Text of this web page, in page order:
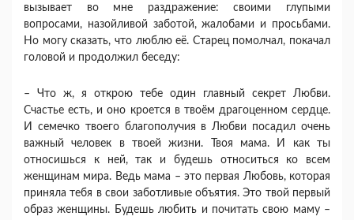
вызывает во мне раздражение: своими глупыми
вопросами, назойливой заботой, жалобами и просьбами.
Но могу сказать, что люблю её. Старец помолчал, покачал
головой и продолжил беседу:
– Что ж, я открою тебе один главный секрет Любви.
Счастье есть, и оно кроется в твоём драгоценном сердце.
И семечко твоего благополучия в Любви посадил очень
важный человек в твоей жизни. Твоя мама. И как ты
относишься к ней, так и будешь относиться ко всем
женщинам мира. Ведь мама – это первая Любовь, которая
приняла тебя в свои заботливые объятия. Это твой первый
образ женщины. Будешь любить и почитать свою маму –